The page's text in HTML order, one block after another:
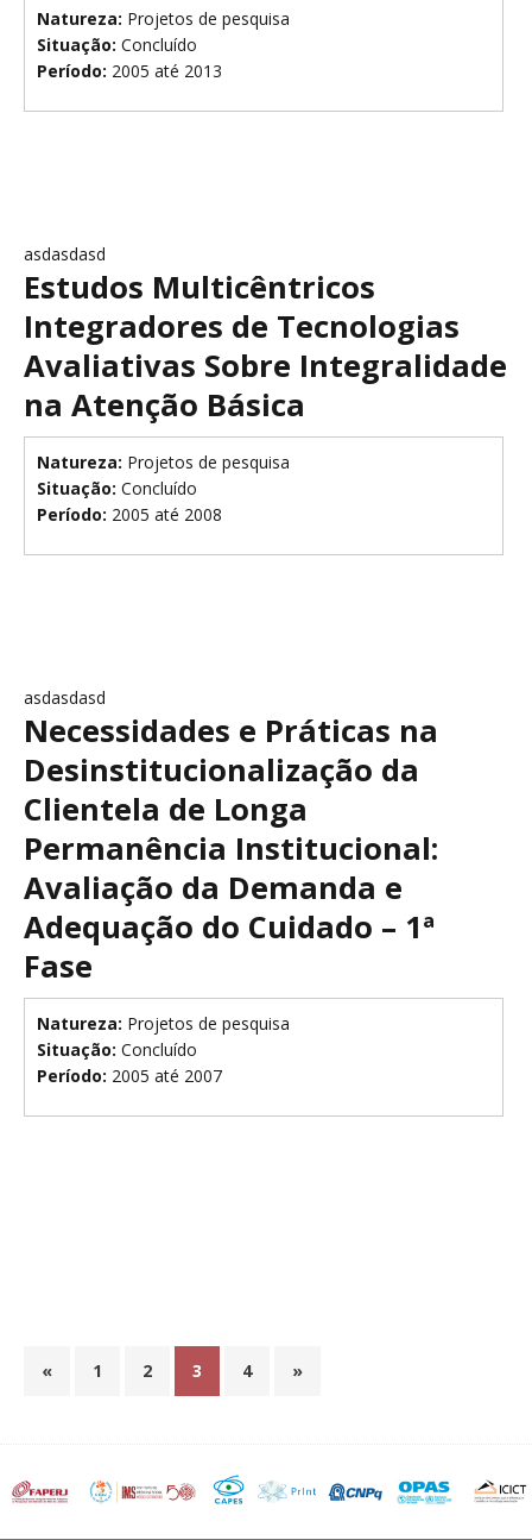
Natureza: Projetos de pesquisa
Situação: Concluído
Período: 2005 até 2013
asdasdasd
Estudos Multicêntricos
Integradores de Tecnologias
Avaliativas Sobre Integralidade
na Atenção Básica
Natureza: Projetos de pesquisa
Situação: Concluído
Período: 2005 até 2008
asdasdasd
Necessidades e Práticas na
Desinstitucionalização da
Clientela de Longa
Permanência Institucional:
Avaliação da Demanda e
Adequação do Cuidado – 1ª
Fase
Natureza: Projetos de pesquisa
Situação: Concluído
Período: 2005 até 2007
« 1 2 3 4 »